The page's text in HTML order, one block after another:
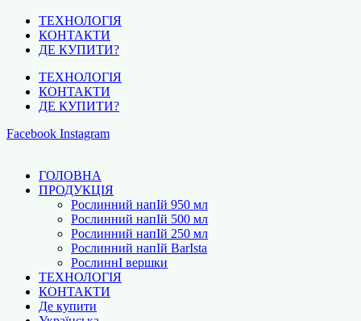
ТЕХНОЛОГІЯ
КОНТАКТИ
ДЕ КУПИТИ?
ТЕХНОЛОГІЯ
КОНТАКТИ
ДЕ КУПИТИ?
Facebook Instagram
ГОЛОВНА
ПРОДУКЦІЯ
Рослинний напІй 950 мл
Рослинний напІй 500 мл
Рослинний напІй 250 мл
Рослинний напІй BarІsta
РослиннІ вершки
ТЕХНОЛОГІЯ
КОНТАКТИ
Де купити